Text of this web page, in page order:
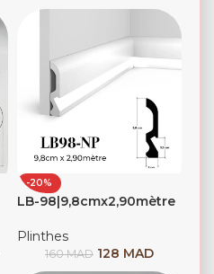
-20%
LB-98|9,8cmx2,90mètre
Plinthes
160MAD 128 MAD